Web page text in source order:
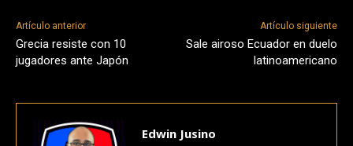
Artículo anterior
Grecia resiste con 10
jugadores ante Japón
Artículo siguiente
Sale airoso Ecuador en duelo
latinoamericano
Edwin Jusino